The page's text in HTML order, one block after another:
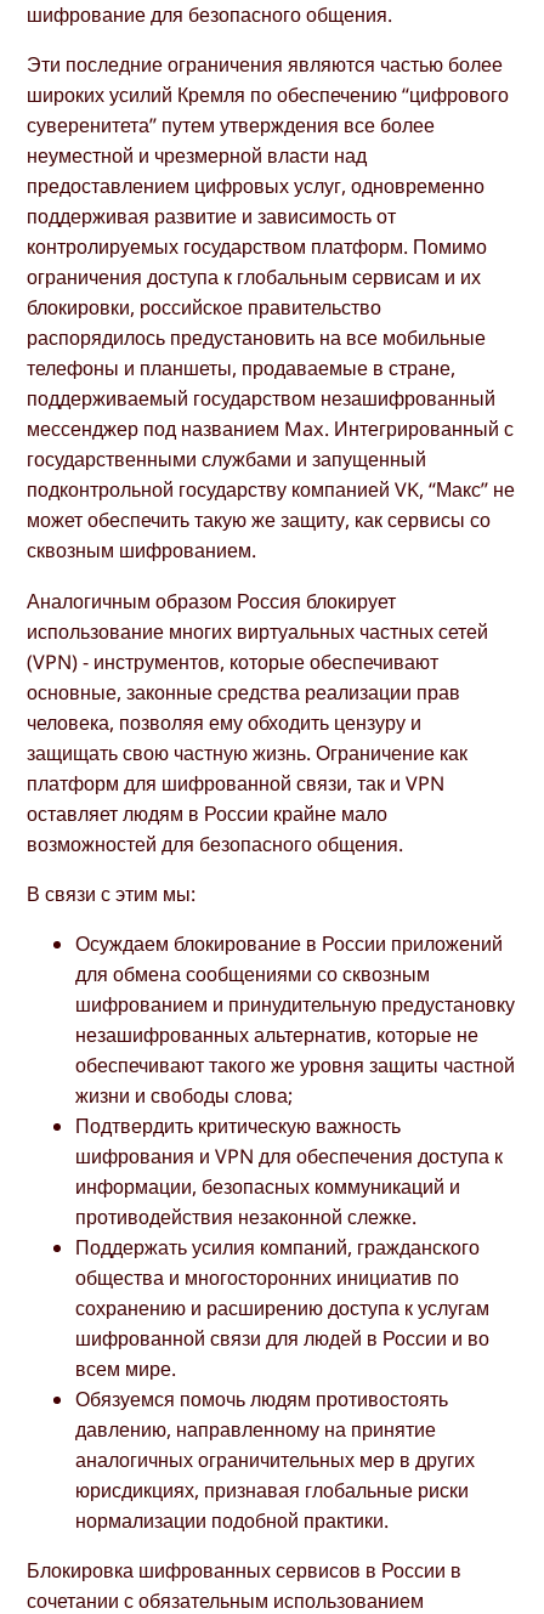
шифрование для безопасного общения.
Эти последние ограничения являются частью более
широких усилий Кремля по обеспечению “цифрового
суверенитета” путем утверждения все более
неуместной и чрезмерной власти над
предоставлением цифровых услуг, одновременно
поддерживая развитие и зависимость от
контролируемых государством платформ. Помимо
ограничения доступа к глобальным сервисам и их
блокировки, российское правительство
распорядилось предустановить на все мобильные
телефоны и планшеты, продаваемые в стране,
поддерживаемый государством незашифрованный
мессенджер под названием Max. Интегрированный с
государственными службами и запущенный
подконтрольной государству компанией VK, “Макс” не
может обеспечить такую же защиту, как сервисы со
сквозным шифрованием.
Аналогичным образом Россия блокирует
использование многих виртуальных частных сетей
(VPN) - инструментов, которые обеспечивают
основные, законные средства реализации прав
человека, позволяя ему обходить цензуру и
защищать свою частную жизнь. Ограничение как
платформ для шифрованной связи, так и VPN
оставляет людям в России крайне мало
возможностей для безопасного общения.
В связи с этим мы:
Осуждаем блокирование в России приложений
для обмена сообщениями со сквозным
шифрованием и принудительную предустановку
незашифрованных альтернатив, которые не
обеспечивают такого же уровня защиты частной
жизни и свободы слова;
Подтвердить критическую важность
шифрования и VPN для обеспечения доступа к
информации, безопасных коммуникаций и
противодействия незаконной слежке.
Поддержать усилия компаний, гражданского
общества и многосторонних инициатив по
сохранению и расширению доступа к услугам
шифрованной связи для людей в России и во
всем мире.
Обязуемся помочь людям противостоять
давлению, направленному на принятие
аналогичных ограничительных мер в других
юрисдикциях, признавая глобальные риски
нормализации подобной практики.
Блокировка шифрованных сервисов в России в
сочетании с обязательным использованием